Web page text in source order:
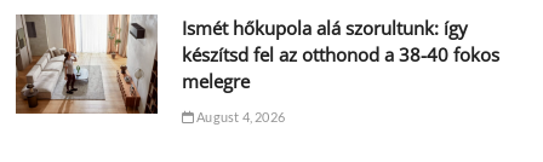
Ismét hőkupola alá szorultunk: így
készítsd fel az otthonod a 38-40 fokos
melegre
August 4, 2026